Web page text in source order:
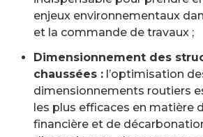
enjeux environnementaux
et la commande de travaux ;
Dimensionnement des
chaussées : l’optimisation
dimensionnements routiers
les plus efficaces en matière
financière et de